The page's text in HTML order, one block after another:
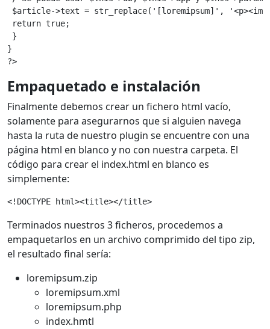
$article->text = str_replace('[loremipsum]',
return true;
}
}
?>
Empaquetado e instalación
Finalmente debemos crear un fichero html vacío,
solamente para asegurarnos que si alguien navega
hasta la ruta de nuestro plugin se encuentre con una
página html en blanco y no con nuestra carpeta. El
código para crear el index.html en blanco es
simplemente:
<!DOCTYPE html><title></title>
Terminados nuestros 3 ficheros, procedemos a
empaquetarlos en un archivo comprimido del tipo zip,
el resultado final sería:
loremipsum.zip
loremipsum.xml
loremipsum.php
index.hmtl